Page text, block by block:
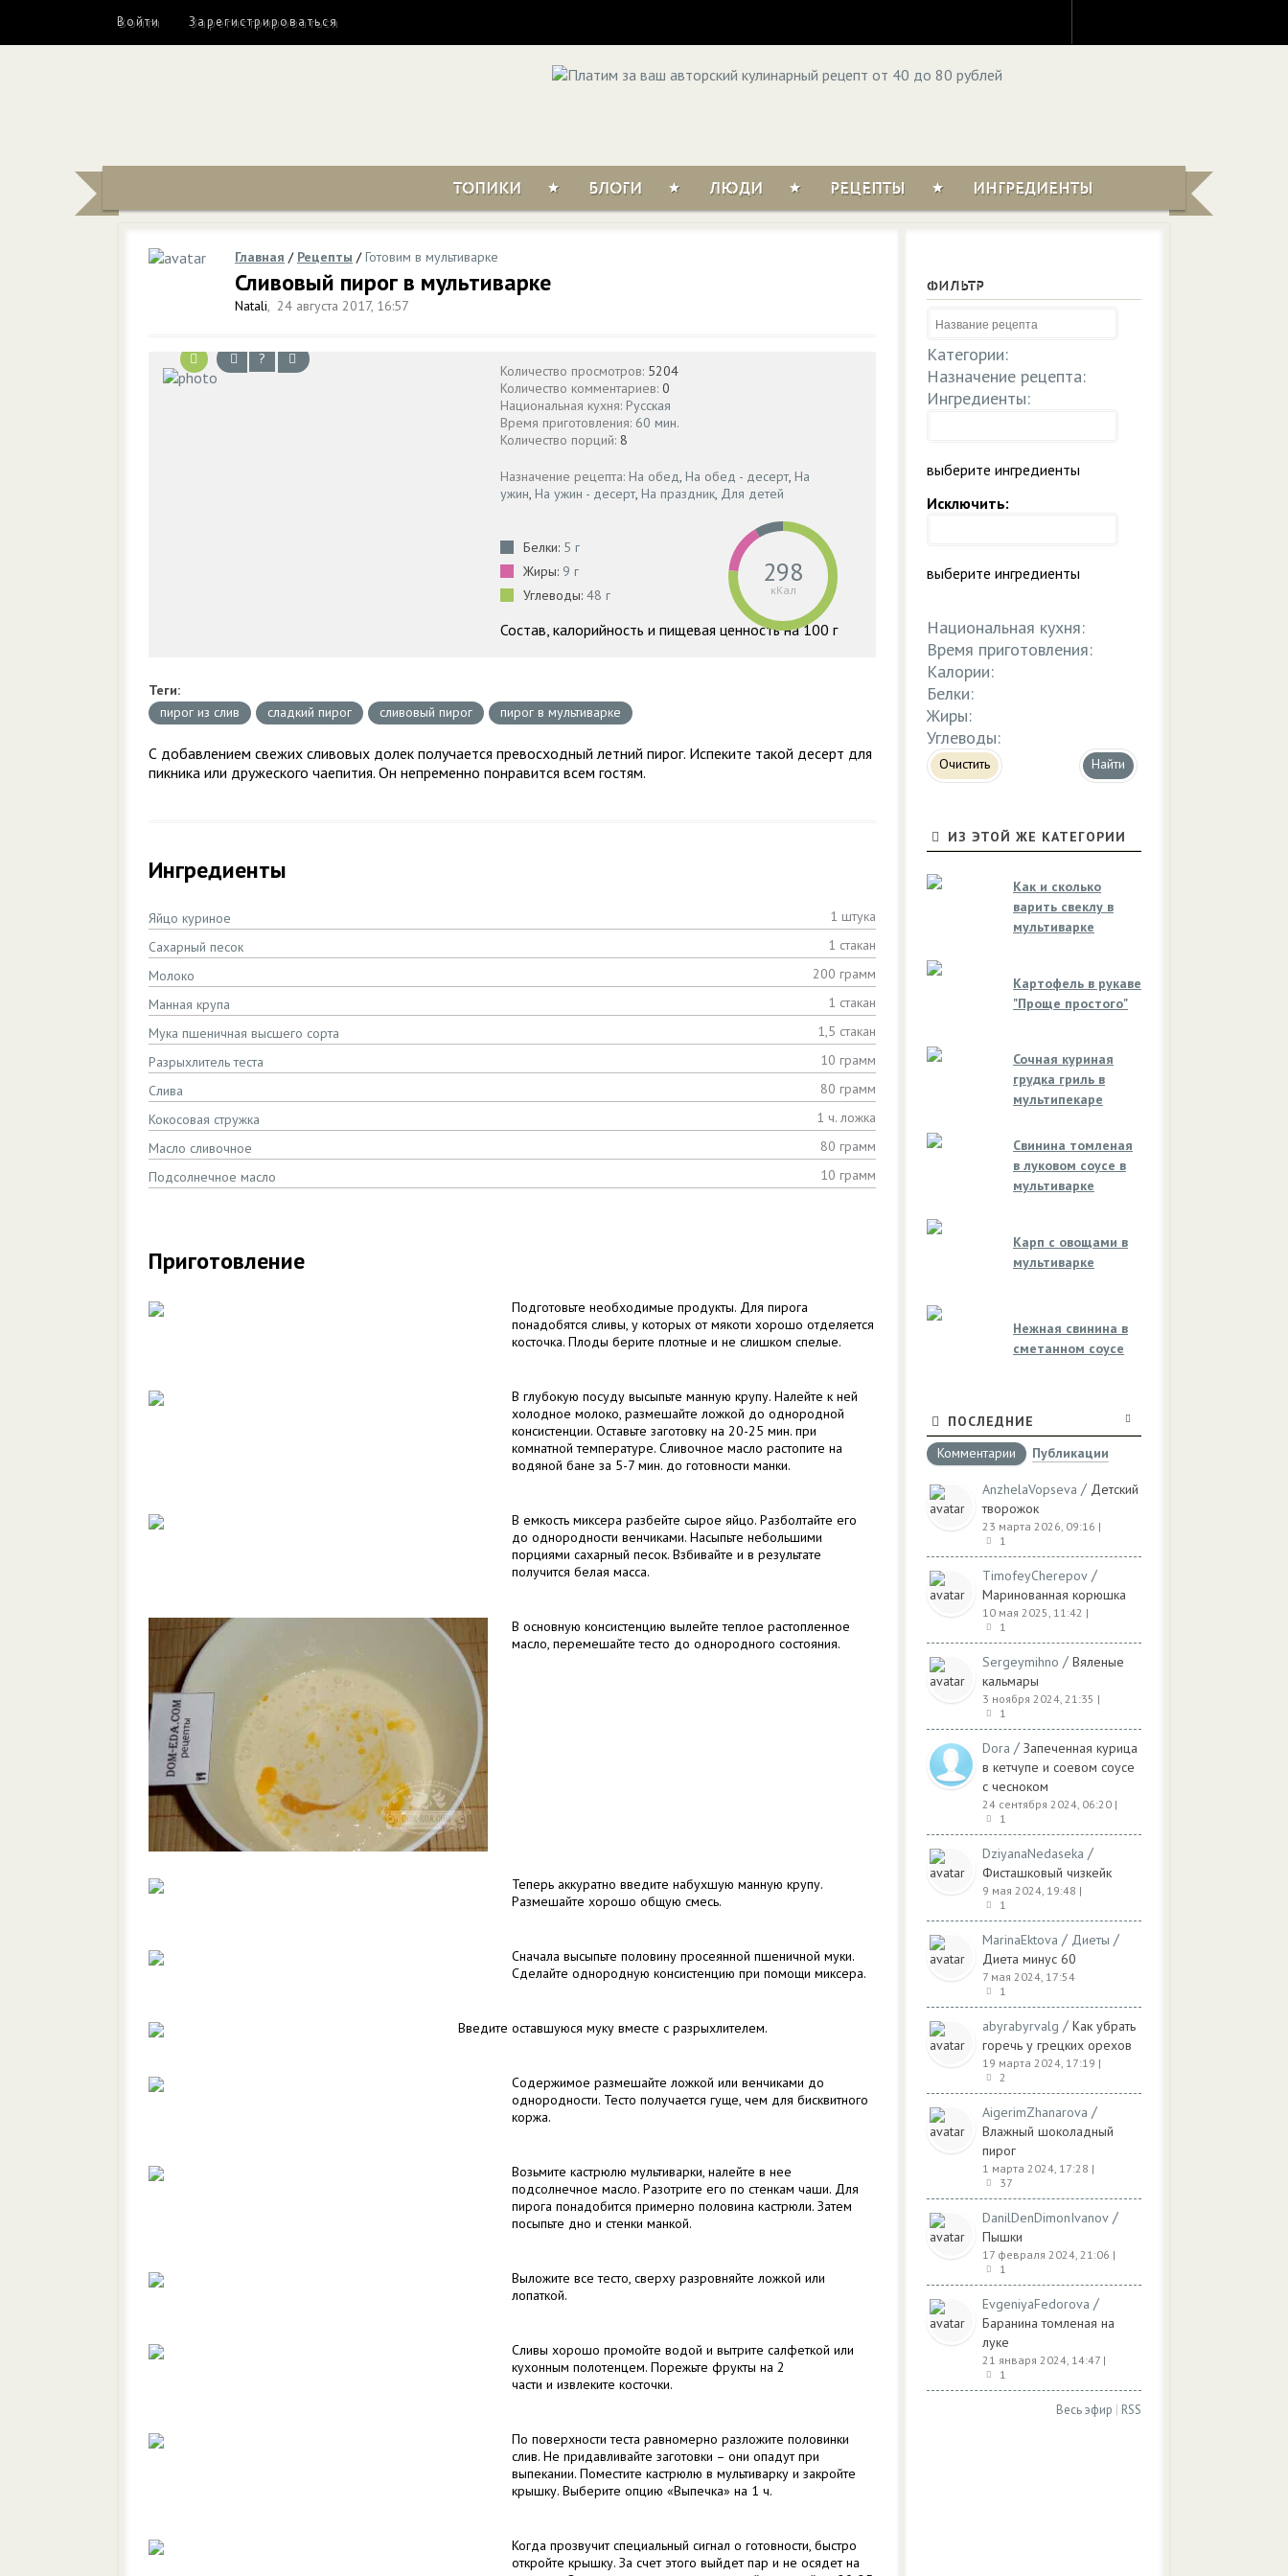
Войти Зарегистрироваться
ТОПИКИ БЛОГИ ЛЮДИ РЕЦЕПТЫ ИНГРЕДИЕНТЫ
Главная / Рецепты /Готовим в мультиварке
Сливовый пирог в мультиварке
Natali, 24 августа 2017, 16:57
?
Количество просмотров: 5204
Количество комментариев: 0
Национальная кухня: Русская
Время приготовления: 60 мин.
Количество порций: 8
Назначение рецепта: На обед, На обед - десерт, На
ужин, На ужин - десерт, На праздник, Для детей
Белки: 5 г
Жиры: 9 г
Углеводы: 48 г
298
кКал
Состав, калорийность и пищевая ценность на 100 г
Теги:
пирог из слив
сладкий пирог сливовый пирог пирог в мультиварке
С добавлением свежих сливовых долек получается превосходный летний пирог. Испеките такой десерт для
пикника или дружеского чаепития. Он непременно понравится всем гостям.
Ингредиенты
Яйцо куриное
1 штука
Сахарный песок
1 стакан
Молоко
200 грамм
Манная крупа
1 стакан
Мука пшеничная высшего сорта
1,5 стакан
Разрыхлитель теста
10 грамм
Слива
80 грамм
Кокосовая стружка
1 ч. ложка
Масло сливочное
80 грамм
Подсолнечное масло
10 грамм
Приготовление
Подготовьте необходимые продукты. Для пирога
понадобятся сливы, у которых от мякоти хорошо отделяется
косточка. Плоды берите плотные и не слишком спелые.
В глубокую посуду высыпьте манную крупу. Налейте к ней
холодное молоко, размешайте ложкой до однородной
консистенции. Оставьте заготовку на 20-25 мин. при
комнатной температуре. Сливочное масло растопите на
водяной бане за 5-7 мин. до готовности манки.
В емкость миксера разбейте сырое яйцо. Разболтайте его
до однородности венчиками. Насыпьте небольшими
порциями сахарный песок. Взбивайте и в результате
получится белая масса.
В основную консистенцию вылейте теплое растопленное
масло, перемешайте тесто до однородного состояния.
Теперь аккуратно введите набухшую манную крупу.
Размешайте хорошо общую смесь.
Сначала высыпьте половину просеянной пшеничной муки.
Сделайте однородную консистенцию при помощи миксера.
Введите оставшуюся муку вместе с разрыхлителем.
Содержимое размешайте ложкой или венчиками до
однородности. Тесто получается гуще, чем для бисквитного
коржа.
Возьмите кастрюлю мультиварки, налейте в нее
подсолнечное масло. Разотрите его по стенкам чаши. Для
пирога понадобится примерно половина кастрюли. Затем
посыпьте дно и стенки манкой.
Выложите все тесто, сверху разровняйте ложкой или
лопаткой.
Сливы хорошо промойте водой и вытрите салфеткой или
кухонным полотенцем. Порежьте фрукты на 2
части и извлеките косточки.
По поверхности теста равномерно разложите половинки
слив. Не придавливайте заготовки – они опадут при
выпекании. Поместите кастрюлю в мультиварку и закройте
крышку. Выберите опцию «Выпечка» на 1 ч.
Когда прозвучит специальный сигнал о готовности, быстро
откройте крышку. За счет этого выйдет пар и не осядет на
ФИЛЬТР
Категории:
Назначение рецепта:
Ингредиенты:
выберите ингредиенты
Исключить:
выберите ингредиенты
Национальная кухня:
Время приготовления:
Калории:
Белки:
Жиры:
Углеводы:
Очистить
ИЗ ЭТОЙ ЖЕ КАТЕГОРИИ
Как и сколько
варить свеклу в
мультиварке
Картофель в рукаве
"Проще простого"
Сочная куриная
грудка гриль в
мультипекаре
Свинина томленая
в луковом соусе в
мультиварке
Карп с овощами в
мультиварке
Нежная свинина в
сметанном соусе
ПОСЛЕДНИЕ
Комментарии
Публикации
AnzhelaVopseva / Детский
творожок
23 марта 2026, 09:16 |
1
TimofeyCherepov /
Маринованная корюшка
10 мая 2025, 11:42 |
1
Sergeymihno / Вяленые
кальмары
3 ноября 2024, 21:35 |
1
Dora / Запеченная курица
в кетчупе и соевом соусе
с чесноком
24 сентября 2024, 06:20 |
1
DziyanaNedaseka /
Фисташковый чизкейк
9 мая 2024, 19:48 |
1
MarinaEktova / Диеты /
Диета минус 60
7 мая 2024, 17:54
1
abyrabyrvalg / Как убрать
горечь у грецких орехов
19 марта 2024, 17:19 |
2
AigerimZhanarova /
Влажный шоколадный
пирог
1 марта 2024, 17:28 |
37
DanilDenDimonIvanov /
Пышки
17 февраля 2024, 21:06 |
1
EvgeniyaFedorova /
Баранина томленая на
луке
21 января 2024, 14:47 |
1
Весь эфир | RSS